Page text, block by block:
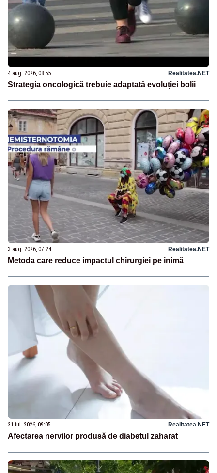
4 aug. 2026, 08:55 Realitatea.NET
Strategia oncologică trebuie adaptată evoluției bolii
3 aug. 2026, 07:24 Realitatea.NET
Metoda care reduce impactul chirurgiei pe inimă
31 iul. 2026, 09:05 Realitatea.NET
Afectarea nervilor produsă de diabetul zaharat